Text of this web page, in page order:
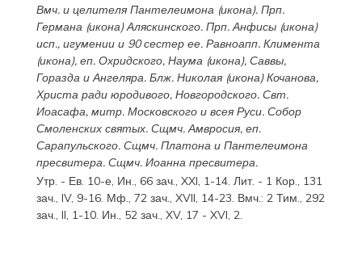
Вмч. и целителя Пантелеимона(икона). Прп.
Германа(икона) Аляскинского. Прп.Анфисы(икона)
исп., игумении и 90 сестер ее. Равноапп. Климента
(икона), еп. Охридского, Наума(икона), Саввы,
ГораздаиАнгеляра. Блж. Николая(икона) Кочанова,
Христа ради юродивого, Новгородского. Свт.
Иоасафа, митр. Московского и всея Руси. Собор
Смоленских святых. Сщмч.Амвросия, еп.
Сарапульского. Сщмч. Платонаи Пантелеимона
пресвитера. Сщмч. Иоаннапресвитера.
Утр. - Ев. 10-е, Ин., 66 зач., XXI, 1-14. Лит. - 1 Кор., 131
зач., IV, 9-16. Мф., 72 зач., XVII, 14-23. Вмч.: 2 Тим., 292
зач., II, 1-10. Ин., 52 зач., XV, 17 - XVI, 2.